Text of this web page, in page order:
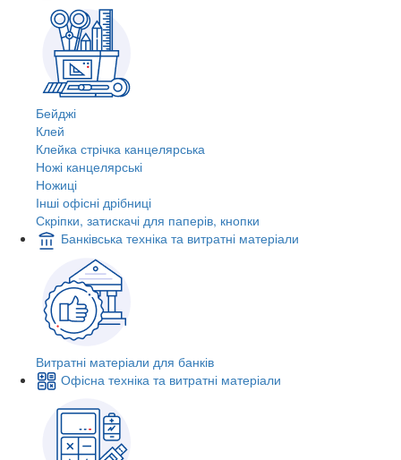
Бейджі
Клей
Клейка стрічка канцелярська
Ножі канцелярські
Ножиці
Інші офісні дрібниці
Скріпки, затискачі для паперів, кнопки
Банківська техніка та витратні матеріали
Витратні матеріали для банків
Офісна техніка та витратні матеріали